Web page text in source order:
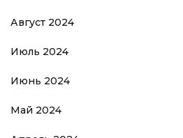
Август 2024
Июль 2024
Июнь 2024
Май 2024